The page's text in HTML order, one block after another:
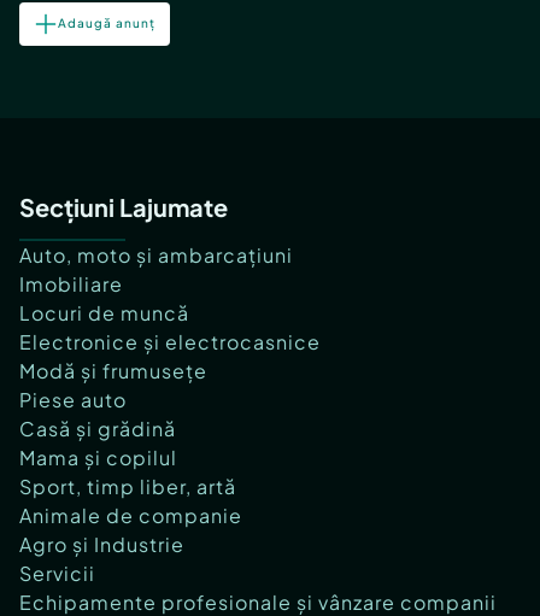
Adaugă anunț
Secțiuni Lajumate
Auto, moto și ambarcațiuni
Imobiliare
Locuri de muncă
Electronice și electrocasnice
Modă și frumusețe
Piese auto
Casă și grădină
Mama și copilul
Sport, timp liber, artă
Animale de companie
Agro și Industrie
Servicii
Echipamente profesionale și vânzare companii